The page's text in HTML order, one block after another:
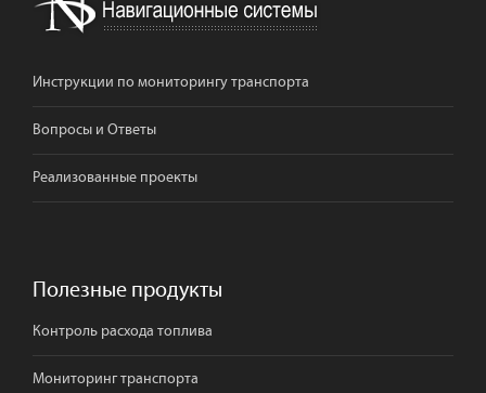
Инструкции по мониторингу транспорта
Вопросы и Ответы
Реализованные проекты
Полезные продукты
Контроль расхода топлива
Мониторинг транспорта